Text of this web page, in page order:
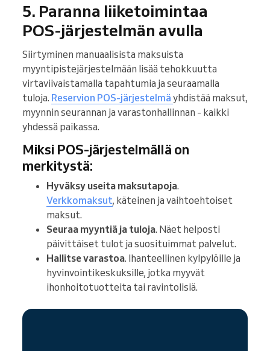
5. Paranna liiketoimintaa
POS-järjestelmän avulla
Siirtyminen manuaalisista maksuista
myyntipistejärjestelmään lisää tehokkuutta
virtaviivaistamalla tapahtumia ja seuraamalla
tuloja. Reservion POS-järjestelmä yhdistää maksut,
myynnin seurannan ja varastonhallinnan - kaikki
yhdessä paikassa.
Miksi POS-järjestelmällä on
merkitystä:
Hyväksy useita maksutapoja.
Verkkomaksut, käteinen ja vaihtoehtoiset
maksut.
Seuraa myyntiä ja tuloja. Näet helposti
päivittäiset tulot ja suosituimmat palvelut.
Hallitse varastoa. Ihanteellinen kylpylöille ja
hyvinvointikeskuksille, jotka myyvät
ihonhoitotuotteita tai ravintolisiä.